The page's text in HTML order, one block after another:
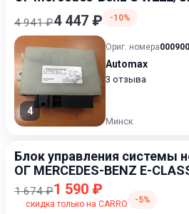
4 941 ₽4 447 ₽ -10%
4
Ориг. номера
Automax
3 отзыва
Минск
Блок управления системы
ОГ MERCEDES-BENZ E-
01/2016 -
1 674 ₽1 590 ₽
скидка только на CARRO -5%